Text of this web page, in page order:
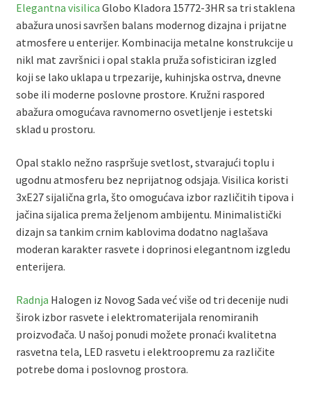
Elegantna visilica Globo Kladora 15772-3HR sa tri staklena
abažura unosi savršen balans modernog dizajna i prijatne
atmosfere u enterijer. Kombinacija metalne konstrukcije u
nikl mat završnici i opal stakla pruža sofisticiran izgled
koji se lako uklapa u trpezarije, kuhinjska ostrva, dnevne
sobe ili moderne poslovne prostore. Kružni raspored
abažura omogućava ravnomerno osvetljenje i estetski
sklad u prostoru.
Opal staklo nežno raspršuje svetlost, stvarajući toplu i
ugodnu atmosferu bez neprijatnog odsjaja. Visilica koristi
3xE27 sijalična grla, što omogućava izbor različitih tipova i
jačina sijalica prema željenom ambijentu. Minimalistički
dizajn sa tankim crnim kablovima dodatno naglašava
moderan karakter rasvete i doprinosi elegantnom izgledu
enterijera.
Radnja Halogen iz Novog Sada već više od tri decenije nudi
širok izbor rasvete i elektromaterijala renomiranih
proizvođača. U našoj ponudi možete pronaći kvalitetna
rasvetna tela, LED rasvetu i elektroopremu za različite
potrebe doma i poslovnog prostora.